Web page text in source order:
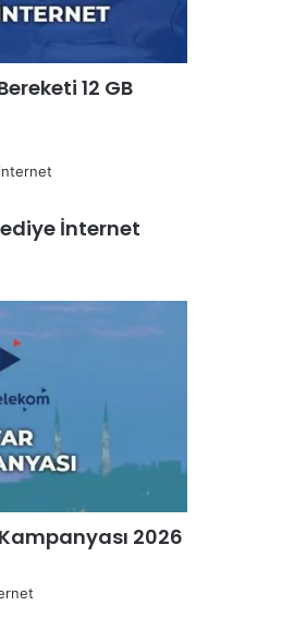
12 GB
İnternet
2026